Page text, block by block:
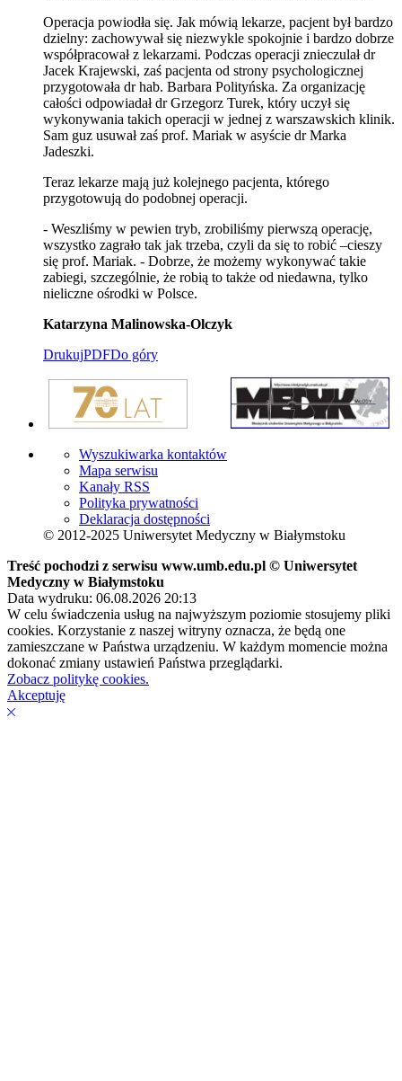
Operacja powiodła się. Jak mówią lekarze, pacjent był bardzo
dzielny: zachowywał się niezwykle spokojnie i bardzo dobrze
współpracował z lekarzami. Podczas operacji znieczulał dr
Jacek Krajewski, zaś pacjenta od strony psychologicznej
przygotowała dr hab. Barbara Polityńska. Za organizację
całości odpowiadał dr Grzegorz Turek, który uczył się
wykonywania takich operacji w jednej z warszawskich klinik.
Sam guz usuwał zaś prof. Mariak w asyście dr Marka
Jadeszki.
Teraz lekarze mają już kolejnego pacjenta, którego
przygotowują do podobnej operacji.
- Weszliśmy w pewien tryb, zrobiliśmy pierwszą operację,
wszystko zagrało tak jak trzeba, czyli da się to robić –cieszy
się prof. Mariak. - Dobrze, że możemy wykonywać takie
zabiegi, szczególnie, że robią to także od niedawna, tylko
nieliczne ośrodki w Polsce.
Katarzyna Malinowska-Olczyk
DrukujPDFDo góry
Wyszukiwarka kontaktów
Mapa serwisu
Kanały RSS
Polityka prywatności
Deklaracja dostępności
© 2012-2025 Uniwersytet Medyczny w Białymstoku
Treść pochodzi z serwisu www.umb.edu.pl © Uniwersytet
Medyczny w Białymstoku
Data wydruku: 06.08.2026 20:13
W celu świadczenia usług na najwyższym poziomie stosujemy pliki
cookies. Korzystanie z naszej witryny oznacza, że będą one
zamieszczane w Państwa urządzeniu. W każdym momencie można
dokonać zmiany ustawień Państwa przeglądarki.
Zobacz politykę cookies.
Akceptuję